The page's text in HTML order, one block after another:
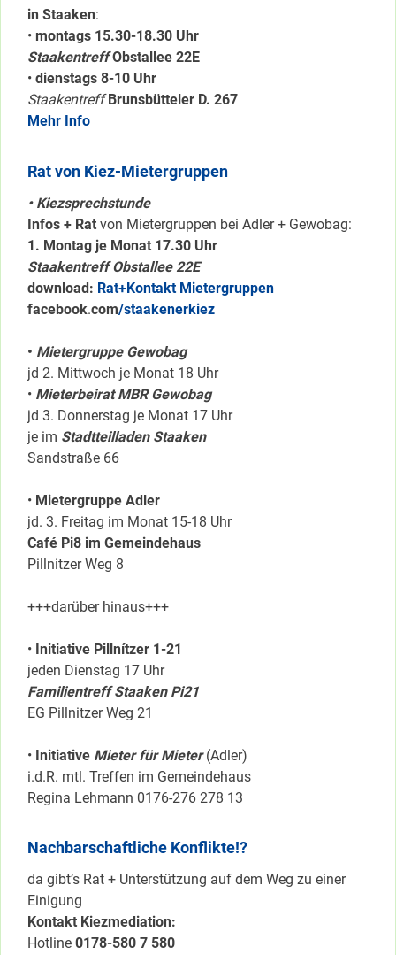
in Staaken:
• montags 15.30-18.30 Uhr
Staakentreff Obstallee 22E
• dienstags 8-10 Uhr
Staakentreff Brunsbütteler D. 267
Mehr Info
Rat von Kiez-Mietergruppen
• Kiezsprechstunde
Infos + Rat von Mietergruppen bei Adler + Gewobag:
1. Montag je Monat 17.30 Uhr
Staakentreff Obstallee 22E
download: Rat+Kontakt Mietergruppen
facebook.com/staakenerkiez
• Mietergruppe Gewobag
jd 2. Mittwoch je Monat 18 Uhr
• Mieterbeirat MBR Gewobag
jd 3. Donnerstag je Monat 17 Uhr
je im Stadtteilladen Staaken
Sandstraße 66
• Mietergruppe Adler
jd. 3. Freitag im Monat 15-18 Uhr
Café Pi8 im Gemeindehaus
Pillnitzer Weg 8
+++darüber hinaus+++
• Initiative Pillnítzer 1-21
jeden Dienstag 17 Uhr
Familientreff Staaken Pi21
EG Pillnitzer Weg 21
• Initiative Mieter für Mieter(Adler)
i.d.R. mtl. Treffen im Gemeindehaus
Regina Lehmann 0176-276 278 13
Nachbarschaftliche Konflikte!?
da gibt’s Rat + Unterstützung auf dem Weg zu einer
Einigung
Kontakt Kiezmediation:
Hotline 0178-580 7 580